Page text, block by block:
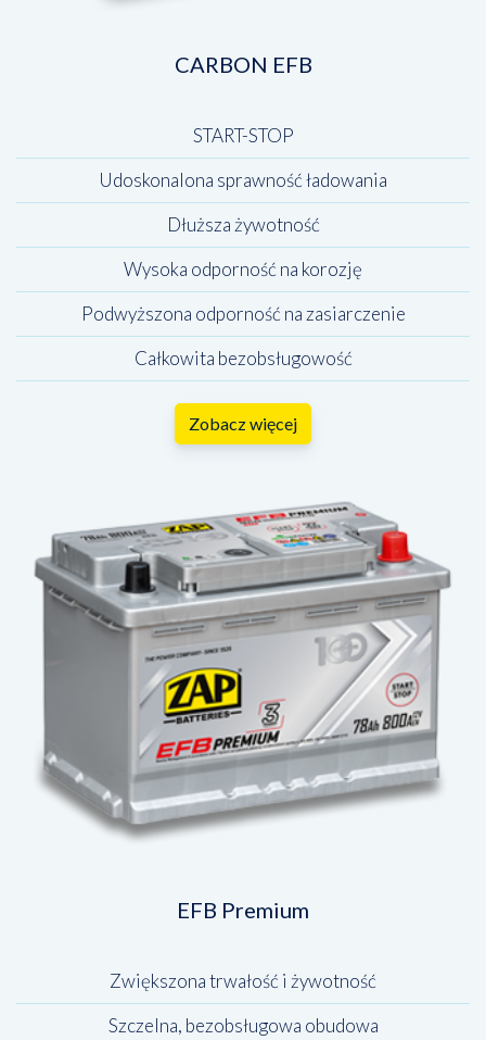
CARBON EFB
START-STOP
Udoskonalona sprawność ładowania
Dłuższa żywotność
Wysoka odporność na korozję
Podwyższona odporność na zasiarczenie
Całkowita bezobsługowość
Zobacz więcej
EFB Premium
Zwiększona trwałość i żywotność
Szczelna, bezobsługowa obudowa